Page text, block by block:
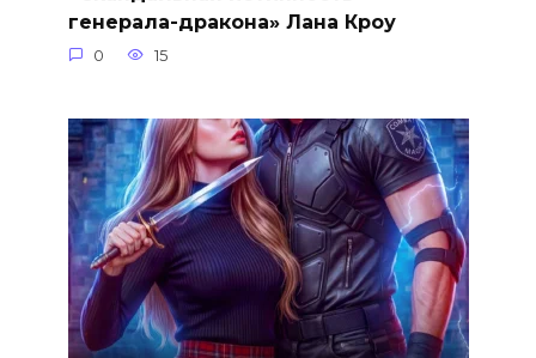
генерала-дракона» Лана Кроу
0 15